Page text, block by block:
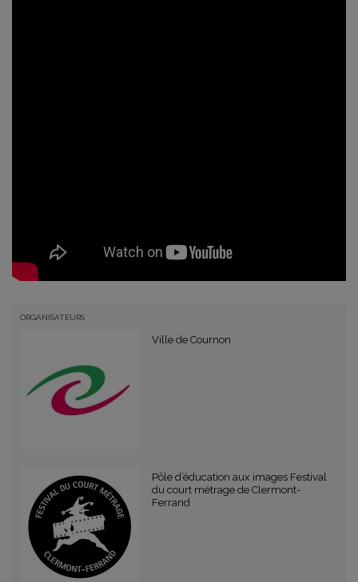
ORGANISATEURS
Ville de Cournon
Pôle d’éducation aux images Festival
du court métrage de Clermont-
Ferrand